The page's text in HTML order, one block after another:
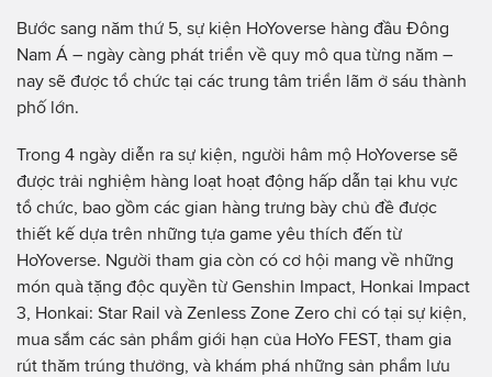
Bước sang năm thứ 5, sự kiện HoYoverse hàng đầu Đông
Nam Á – ngày càng phát triển về quy mô qua từng năm –
nay sẽ được tổ chức tại các trung tâm triển lãm ở sáu thành
phố lớn.
Trong 4 ngày diễn ra sự kiện, người hâm mộ HoYoverse sẽ
được trải nghiệm hàng loạt hoạt động hấp dẫn tại khu vực
tổ chức, bao gồm các gian hàng trưng bày chủ đề được
thiết kế dựa trên những tựa game yêu thích đến từ
HoYoverse. Người tham gia còn có cơ hội mang về những
món quà tặng độc quyền từ Genshin Impact, Honkai Impact
3, Honkai: Star Rail và Zenless Zone Zero chỉ có tại sự kiện,
mua sắm các sản phẩm giới hạn của HoYo FEST, tham gia
rút thăm trúng thưởng, và khám phá những sản phẩm lưu